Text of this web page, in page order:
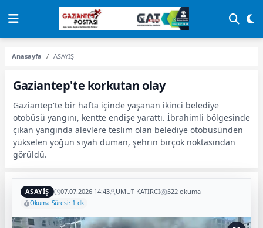
Anasayfa ASAYİŞ
Gaziantep'te korkutan olay
Gaziantep'te bir hafta içinde yaşanan ikinci belediye
otobüsü yangını, kentte endişe yarattı. İbrahimli bölgesinde
çıkan yangında alevlere teslim olan belediye otobüsünden
yükselen yoğun siyah duman, şehrin birçok noktasından
görüldü.
ASAYİŞ 07.07.2026 14:43 UMUT KATIRCI 522 okuma
Okuma Süresi: 1 dk